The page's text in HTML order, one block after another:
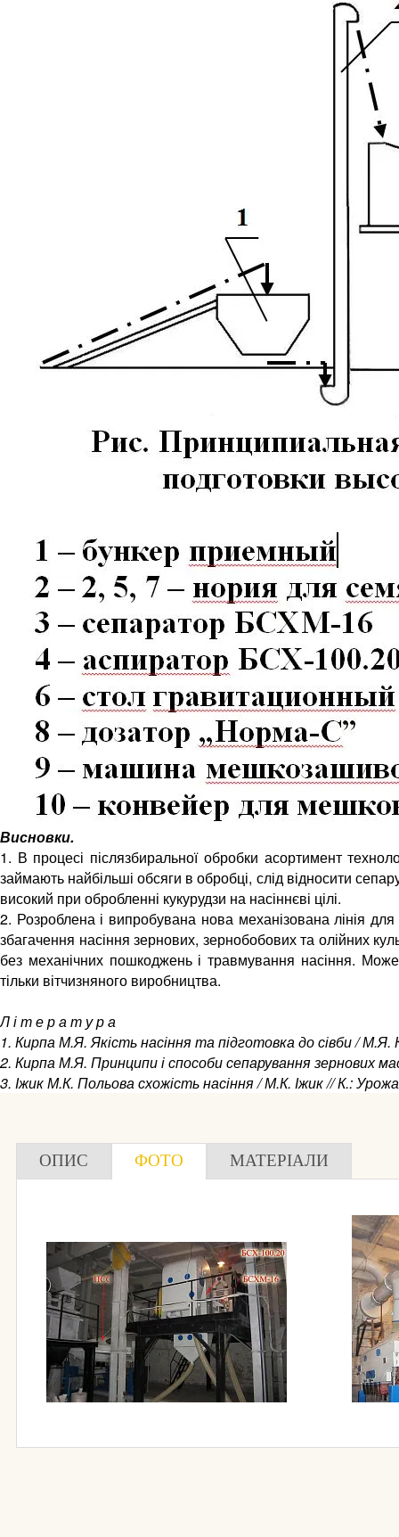
Висновки.
1. В процесі післязбиральної обробки асортимент
займають найбільші обсяги в обробці, слід відносити
високий при обробленні кукурудзи на насіннєві цілі.
2. Розроблена і випробувана нова механізована лінія
збагачення насіння зернових, зернобобових та олійних
без механічних пошкоджень і травмування насіння.
тільки вітчизняного виробництва.
Л і т е р а т у р а
1. Кирпа М.Я. Якість насіння та підготовка до сівби /
2. Кирпа М.Я. Принципи і способи сепарування зернових
3. Іжик М.К. Польова схожість насіння / М.К. Іжик // К.:
ОПИС ФОТО МАТЕРІАЛИ